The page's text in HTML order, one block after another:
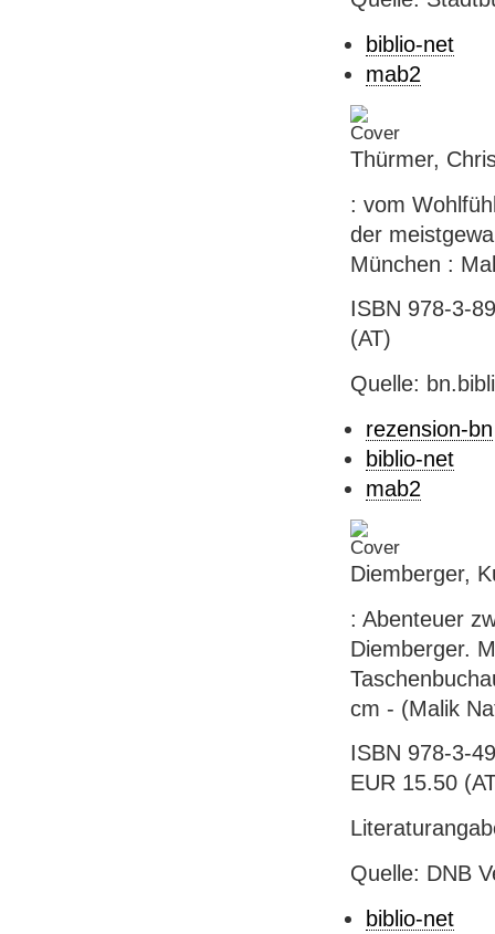
biblio-net
mab2
Thürmer,
: vom
der
München :
ISBN 978-3-
(AT)
Quelle:
rezension-bn
biblio-net
mab2
Diemberger,
: Abenteuer
Diemberger.
cm - (Malik
ISBN 978-3-
EUR 15.50
Quelle: DNB
biblio-net